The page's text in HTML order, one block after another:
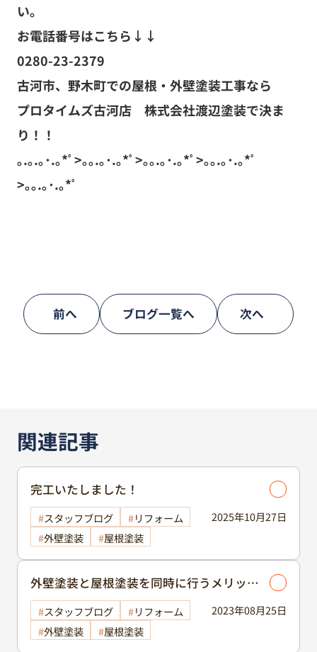
い。
お電話番号はこちら↓↓
0280-23-2379
古河市、野木町での屋根・外壁塗装工事なら
プロタイムズ古河店 株式会社渡辺塗装で決ま
り！！
｡.｡.｡･.｡*ﾟ>｡｡.｡･.｡*ﾟ>｡｡.｡･.｡*ﾟ>｡｡.｡･.｡*ﾟ
>｡｡.｡･.｡*ﾟ
前へ ブログ一覧へ 次へ
関連記事
2025年10月27日
完工いたしました！
スタッフブログ
リフォーム
外壁塗装
屋根塗装
2023年08月25日
外壁塗装と屋根塗装を同時に行うメリット
🏠
スタッフブログ
リフォーム
外壁塗装
屋根塗装